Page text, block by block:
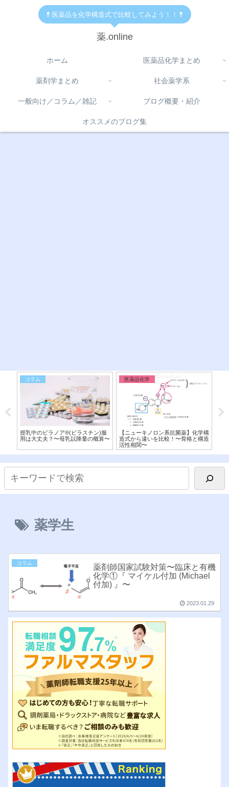
💊医薬品を化学構造式で比較してみよう！！💊
薬.online
ホーム 医薬品化学まとめ
薬剤学まとめ 社会薬学系
一般向け／コラム／雑記 ブログ概要・紹介
オススメのブログ集
コラム
授乳中のビラノア®︎(ビラスチン)服
用は大丈夫？〜母乳以降量の概算〜
医薬品化学
【ニューキノロン系抗菌薬】化学構
造式から違いを比較！〜骨格と構造
活性相関〜
薬学生
コラム
薬剤師国家試験対策〜臨床と有機
化学①『 マイケル付加 (Michael
付加) 』〜
2023.01.29